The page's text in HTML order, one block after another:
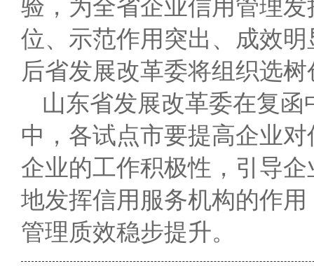
位、示范作用突出、成效
后省发展改革委将组织选
山东省发展改革委在复
中，各试点市要提高企业
企业的工作积极性，引导
地发挥信用服务机构的作
管理质效稳步提升。